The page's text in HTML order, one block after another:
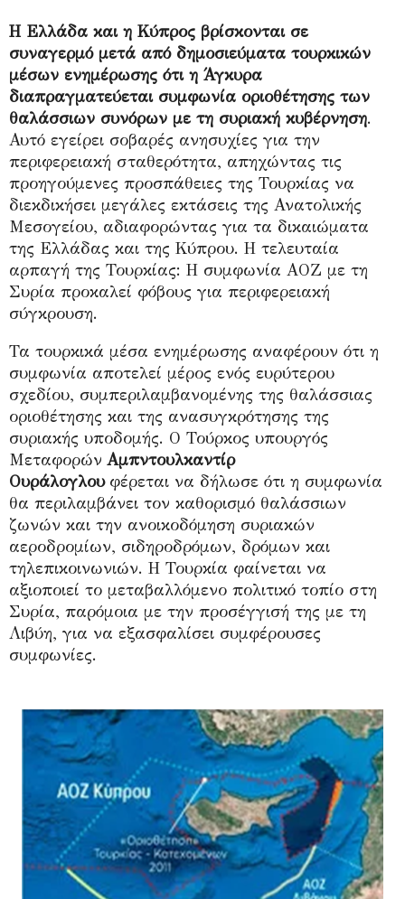
Η Ελλάδα και η Κύπρος βρίσκονται σε
συναγερμό μετά από δημοσιεύματα τουρκικών
μέσων ενημέρωσης ότι η Άγκυρα
διαπραγματεύεται συμφωνία οριοθέτησης των
θαλάσσιων συνόρων με τη συριακή κυβέρνηση.
Αυτό εγείρει σοβαρές ανησυχίες για την
περιφερειακή σταθερότητα, απηχώντας τις
προηγούμενες προσπάθειες της Τουρκίας να
διεκδικήσει μεγάλες εκτάσεις της Ανατολικής
Μεσογείου, αδιαφορώντας για τα δικαιώματα
της Ελλάδας και της Κύπρου. Η τελευταία
αρπαγή της Τουρκίας: Η συμφωνία ΑΟΖ με τη
Συρία προκαλεί φόβους για περιφερειακή
σύγκρουση.
Τα τουρκικά μέσα ενημέρωσης αναφέρουν ότι η
συμφωνία αποτελεί μέρος ενός ευρύτερου
σχεδίου, συμπεριλαμβανομένης της θαλάσσιας
οριοθέτησης και της ανασυγκρότησης της
συριακής υποδομής. Ο Τούρκος υπουργός
Μεταφορών Αμπντουλκαντίρ
Ουράλογλουφέρεται να δήλωσε ότι η συμφωνία
θα περιλαμβάνει τον καθορισμό θαλάσσιων
ζωνών και την ανοικοδόμηση συριακών
αεροδρομίων, σιδηροδρόμων, δρόμων και
τηλεπικοινωνιών. Η Τουρκία φαίνεται να
αξιοποιεί το μεταβαλλόμενο πολιτικό τοπίο στη
Συρία, παρόμοια με την προσέγγισή της με τη
Λιβύη, για να εξασφαλίσει συμφέρουσες
συμφωνίες.